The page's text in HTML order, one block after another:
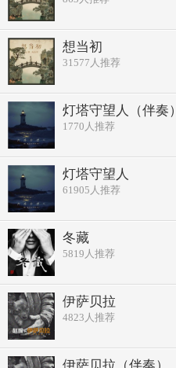
想当初
31577 人推荐
灯塔守望人（伴奏）
1770 人推荐
灯塔守望人
61905 人推荐
冬藏
5819 人推荐
伊萨贝拉
4823 人推荐